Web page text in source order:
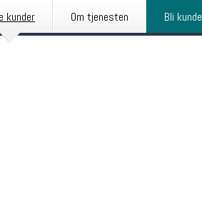
kunder Om tjenesten Bli kunde